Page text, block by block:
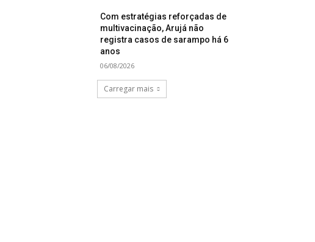
Com estratégias reforçadas de
multivacinação, Arujá não
registra casos de sarampo há 6
anos
06/08/2026
Carregar mais